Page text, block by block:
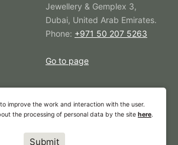
improve the work and interaction with the user.
the processing of personal data by the site here.
Submit
Jewellery & Gemplex 3,
Dubai, United Arab Emirates.
Phone: +971 50 207 5263
Go to page